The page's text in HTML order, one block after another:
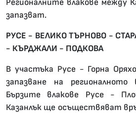
запазват.
РУСЕ - ВЕЛИКО ТЪРНОВО -
- КЪРДЖАЛИ - ПОДКОВА
В участъка Русе - Горна
запазване на регионалното
Бързите влакове Русе -
Казанлък ще осъществяват